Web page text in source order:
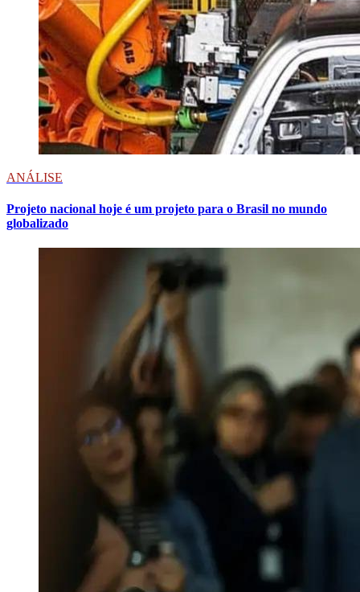
ANÁLISE
Projeto nacional hoje é um projeto para o Brasil no mundo
globalizado